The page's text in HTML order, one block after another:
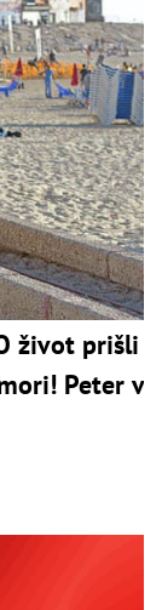
život prišli
Peter v